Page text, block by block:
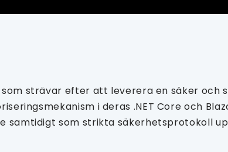
som strävar efter att leverera en säker
i deras .NET Core och
samtidigt som strikta säkerhetsprotokoll